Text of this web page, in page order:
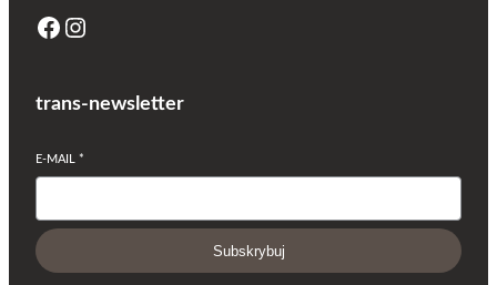
Facebook Instagram
trans-newsletter
E-MAIL *
Subskrybuj